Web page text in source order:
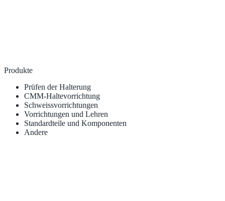
Produkte
Prüfen der Halterung
CMM-Haltevorrichtung
Schweissvorrichtungen
Vorrichtungen und Lehren
Standardteile und Komponenten
Andere